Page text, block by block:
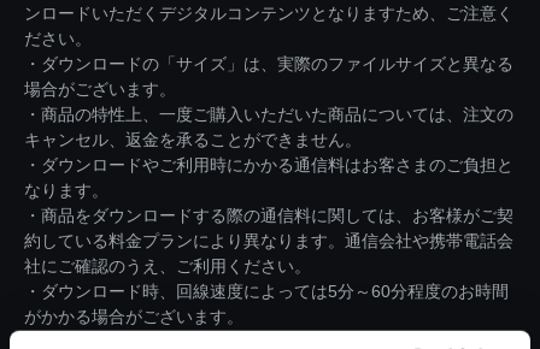
ンロードいただくデジタルコンテンツとなりますため、ご注意く
ださい。
・ダウンロードの「サイズ」は、実際のファイルサイズと異なる
場合がございます。
・商品の特性上、一度ご購入いただいた商品については、注文の
キャンセル、返金を承ることができません。
・ダウンロードやご利用時にかかる通信料はお客さまのご負担と
なります。
・商品をダウンロードする際の通信料に関しては、お客様がご契
約している料金プランにより異なります。通信会社や携帯電話会
社にご確認のうえ、ご利用ください。
・ダウンロード時、回線速度によっては5分～60分程度のお時間
がかかる場合がございます。